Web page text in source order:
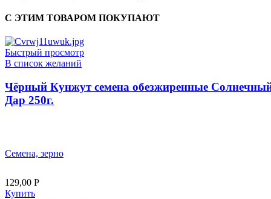
С ЭТИМ ТОВАРОМ ПОКУПАЮТ
Быстрый просмотр
В список желаний
Чёрный Кунжут семена обезжиренные
Дар 250г.
Семена, зерно
129,00 Р
Купить